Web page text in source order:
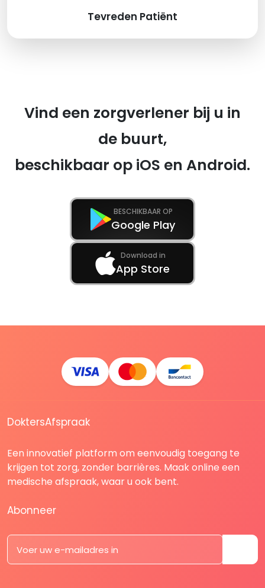
Tevreden Patiënt
Vind een zorgverlener bij u in
de buurt,
beschikbaar op iOS en Android.
BESCHIKBAAR OP
Google Play
Download in
App Store
DoktersAfspraak
Een innovatief platform om eenvoudig toegang te
krijgen tot zorg, zonder barrières. Maak online een
medische afspraak, waar u ook bent.
Abonneer